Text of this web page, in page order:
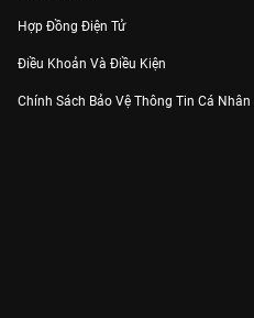
Hợp Đồng Điện Tử
Điều Khoản Và Điều Kiện
Chính Sách Bảo Vệ Thông Tin Cá Nhân